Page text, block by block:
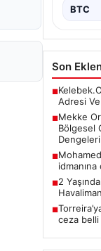
BTC
Son
■
Adresi
■Mekke
Bölgesel
Dengeleri
■
idmanına
■2
■
ceza belli